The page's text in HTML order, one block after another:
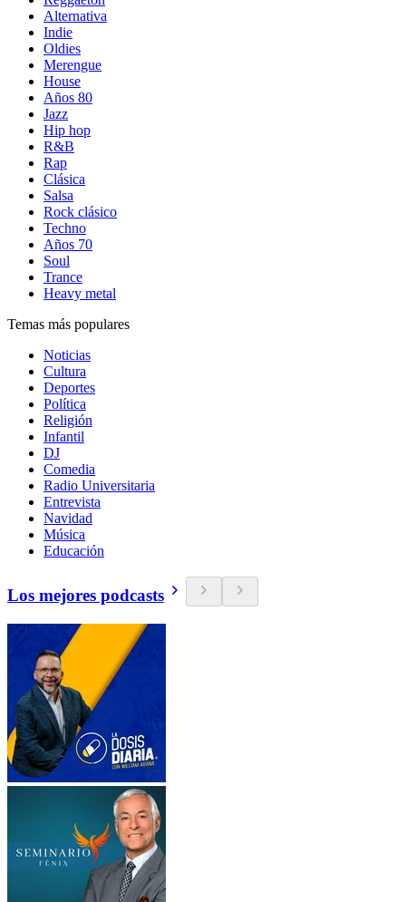
Alternativa
Indie
Oldies
Merengue
House
Años 80
Jazz
Hip hop
R&B
Rap
Clásica
Salsa
Rock clásico
Techno
Años 70
Soul
Trance
Heavy metal
Temas más populares
Noticias
Cultura
Deportes
Política
Religión
Infantil
DJ
Comedia
Radio Universitaria
Entrevista
Navidad
Música
Educación
Los mejores podcasts